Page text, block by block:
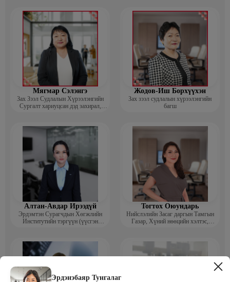
Эрдэнэбаяр Тунгалаг
Мягмар Сэлэнгэ
Зах Зээл Судлалын Хүрээлэнгийн
Сургалт хариуцсан дэд захирал,
Жодов-Иш Борхүүхэн
Зах зээл судлалын хүрээлэнгийн
багш
Алтан-Авдар Ирээдүй
Эрдэмтэн Сурагчдын Хөгжлийн
Институтийн тэргүүн (үүсгэн
Тогтох Оюундарь
Нийслэлийн Засаг даргын Тамгын
Газар, Хүний нөөцийн хэлтэс,